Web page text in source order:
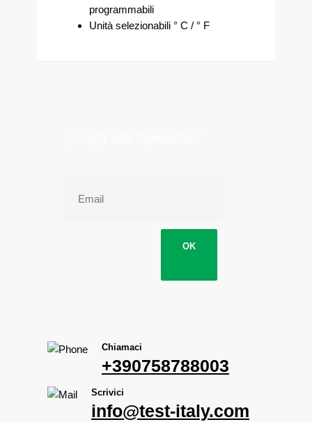
programmabili
Unità selezionabili ° C / ° F
OK
Chiamaci
+390758788003
Scrivici
info@test-italy.com